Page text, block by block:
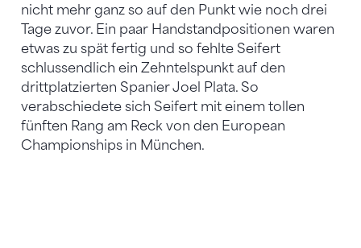
nicht mehr ganz so auf den Punkt wie noch drei
Tage zuvor. Ein paar Handstandpositionen waren
etwas zu spät fertig und so fehlte Seifert
schlussendlich ein Zehntelspunkt auf den
drittplatzierten Spanier Joel Plata. So
verabschiedete sich Seifert mit einem tollen
fünften Rang am Reck von den European
Championships in München.